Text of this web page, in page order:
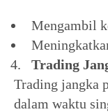
Mengambil
Trading
Trading jangka
dalam waktu